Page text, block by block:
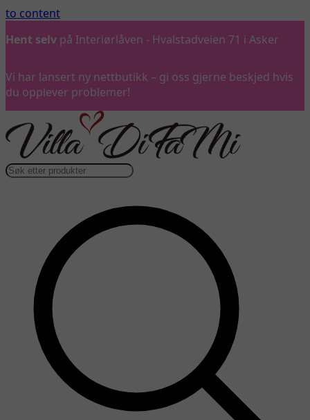
to content
Ring ossgjerne på 992 57 899
Vi har lansert ny nettbutikk – gi oss gjerne beskjed hvis
du opplever problemer!